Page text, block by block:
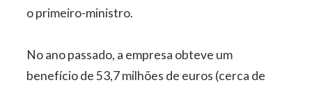
o primeiro-ministro.
No ano passado, a empresa obteve um
benefício de 53,7 milhões de euros (cerca de